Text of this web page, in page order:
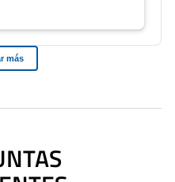
cm) o VESA 100×100
Botonera, cable USB-C a